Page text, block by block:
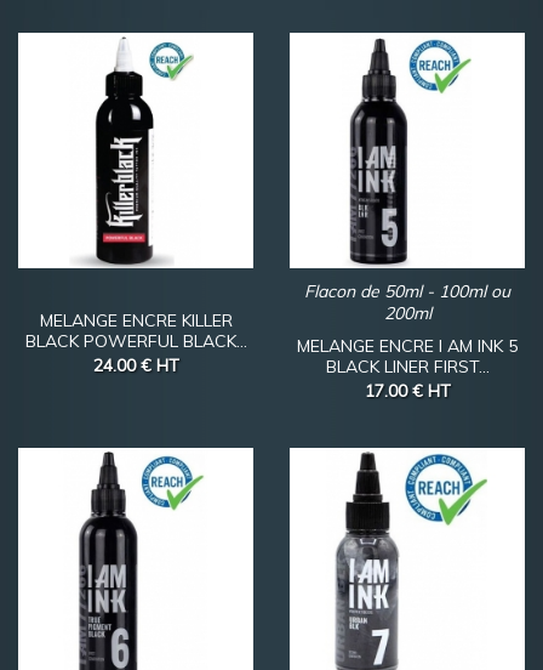
MELANGE ENCRE KILLER
BLACK POWERFUL BLACK...
24.00 € HT
Flacon de 50ml - 100ml ou
200ml
MELANGE ENCRE I AM INK 5
BLACK LINER FIRST...
17.00 € HT